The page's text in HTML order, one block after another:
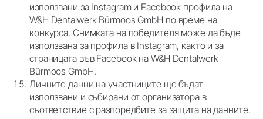
използвани за Instagram и Facebook профила на
W&H Dentalwerk Bürmoos GmbH по време на
конкурса. Снимката на победителя може да бъде
използвана за профила в Instagram, както и за
страницата във Facebook на W&H Dentalwerk
Bürmoos GmbH.
Личните данни на участниците ще бъдат
използвани и събирани от организатора в
съответствие с разпоредбите за защита на данните.